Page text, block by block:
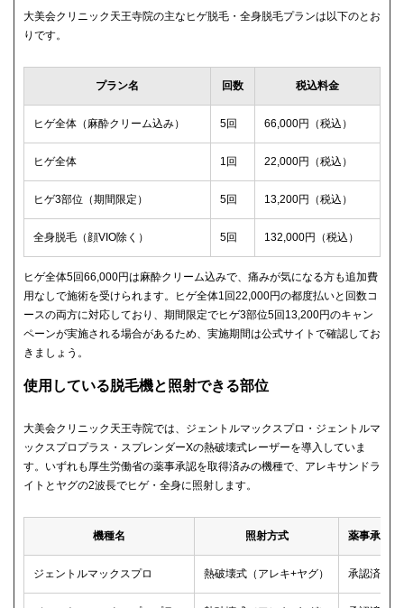
大美会クリニック天王寺院の主なヒゲ脱毛・全身脱毛プランは以下のとお
りです。
プラン名 回数 税込料金
ヒゲ全体（麻酔クリーム込み） 5回 66,000円（税込）
ヒゲ全体 1回 22,000円（税込）
ヒゲ3部位（期間限定） 5回 13,200円（税込）
全身脱毛（顔VIO除く） 5回 132,000円（税込）
ヒゲ全体5回66,000円は麻酔クリーム込みで、痛みが気になる方も追加費
用なしで施術を受けられます。ヒゲ全体1回22,000円の都度払いと回数コ
ースの両方に対応しており、期間限定でヒゲ3部位5回13,200円のキャン
ペーンが実施される場合があるため、実施期間は公式サイトで確認してお
きましょう。
使用している脱毛機と照射できる部位
大美会クリニック天王寺院では、ジェントルマックスプロ・ジェントルマ
ックスプロプラス・スプレンダーXの熱破壊式レーザーを導入していま
す。いずれも厚生労働省の薬事承認を取得済みの機種で、アレキサンドラ
イトとヤグの2波長でヒゲ・全身に照射します。
機種名 照射方式 薬事承認
ジェントルマックスプロ 熱破壊式（アレキ+ヤグ） 承認済み